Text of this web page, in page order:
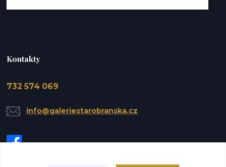
Kontakty
732 574 069
info@galeriestarobranska.cz